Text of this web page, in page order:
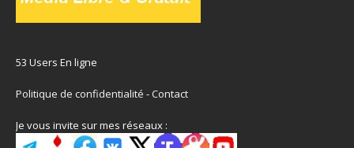
53 Users En ligne
Politique de confidentialité -Contact
Je vous invite sur mes réseaux :